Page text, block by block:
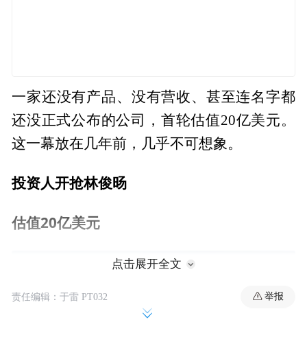
一家还没有产品、没有营收、甚至连名字都
还没正式公布的公司，首轮估值20亿美元。
这一幕放在几年前，几乎不可想象。
投资人开抢林俊旸
估值20亿美元
点击展开全文
责任编辑：于雷 PT032 举报